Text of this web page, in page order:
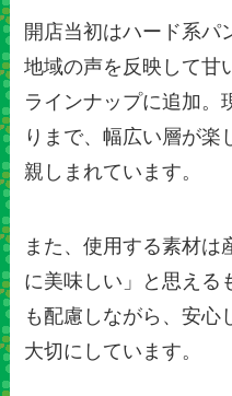
開店当初はハード系パ
地域の声を反映して甘
ラインナップに追加。
りまで、幅広い層が楽
親しまれています。
また、使用する素材は
に美味しい」と思える
も配慮しながら、安心
大切にしています。